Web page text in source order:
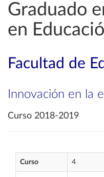
Graduado
en
Facultad de
Innovación en la
Curso 2018-2019
Curso 4